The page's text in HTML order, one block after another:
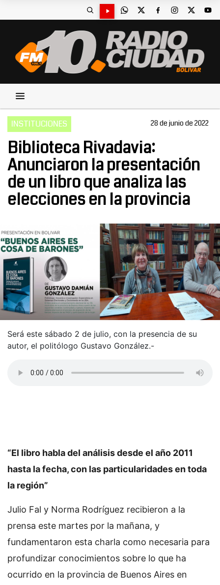
INSTITUCIONES 28 de junio de 2022
Biblioteca Rivadavia:
Anunciaron la presentación
de un libro que analiza las
elecciones en la provincia
Será este sábado 2 de julio, con la presencia de su
autor, el politólogo Gustavo González.-
“El libro habla del análisis desde el año 2011
hasta la fecha, con las particularidades en toda
la región”
Julio Fal y Norma Rodríguez recibieron a la
prensa este martes por la mañana, y
fundamentaron esta charla como necesaria para
profundizar conocimientos sobre lo que ha
ocurrido en la provincia de Buenos Aires en